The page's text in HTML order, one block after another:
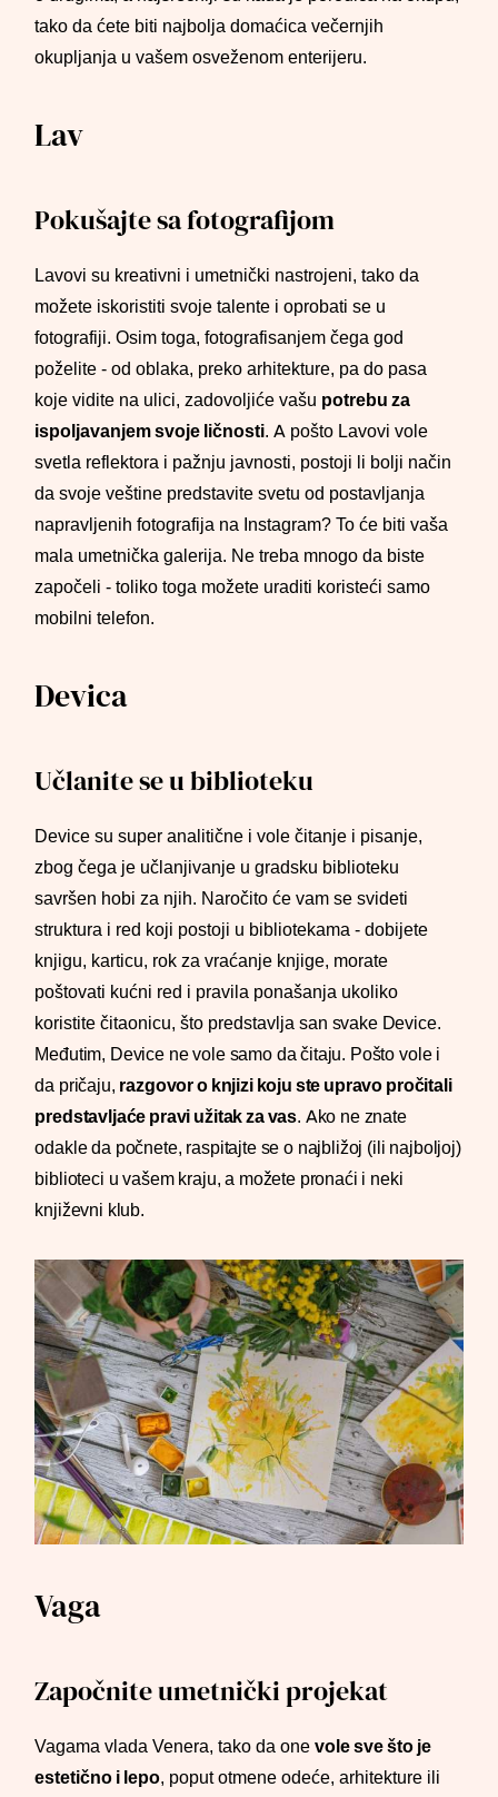
tako da ćete biti najbolja domaćica večernjih
okupljanja u vašem osveženom enterijeru.
Lav
Pokušajte sa fotografijom
Lavovi su kreativni i umetnički nastrojeni, tako da
možete iskoristiti svoje talente i oprobati se u
fotografiji. Osim toga, fotografisanjem čega god
poželite - od oblaka, preko arhitekture, pa do pasa
koje vidite na ulici, zadovoljiće vašu potrebu za
ispoljavanjem svoje ličnosti. A pošto Lavovi vole
svetla reflektora i pažnju javnosti, postoji li bolji način
da svoje veštine predstavite svetu od postavljanja
napravljenih fotografija na Instagram? To će biti vaša
mala umetnička galerija. Ne treba mnogo da biste
započeli - toliko toga možete uraditi koristeći samo
mobilni telefon.
Devica
Učlanite se u biblioteku
Device su super analitične i vole čitanje i pisanje,
zbog čega je učlanjivanje u gradsku biblioteku
savršen hobi za njih. Naročito će vam se svideti
struktura i red koji postoji u bibliotekama - dobijete
knjigu, karticu, rok za vraćanje knjige, morate
poštovati kućni red i pravila ponašanja ukoliko
koristite čitaonicu, što predstavlja san svake Device.
Međutim, Device ne vole samo da čitaju. Pošto vole i
da pričaju, razgovor o knjizi koju ste upravo pročitali
predstavljaće pravi užitak za vas. Ako ne znate
odakle da počnete, raspitajte se o najbližoj (ili najboljoj)
biblioteci u vašem kraju, a možete pronaći i neki
književni klub.
Vaga
Započnite umetnički projekat
Vagama vlada Venera, tako da onevole sve što je
estetično i lepo, poput otmene odeće, arhitekture ili